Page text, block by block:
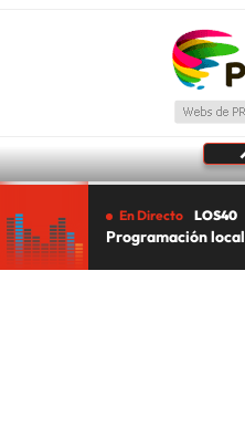
En Directo LOS40
Programación local